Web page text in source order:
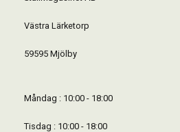
Västra Lärketorp
59595 Mjölby
Måndag : 10:00 - 18:00
Tisdag : 10:00 - 18:00